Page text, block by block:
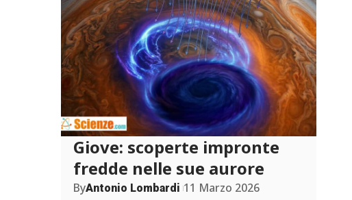
Giove: scoperte impronte
fredde nelle sue aurore
ByAntonio Lombardi 11 Marzo 2026